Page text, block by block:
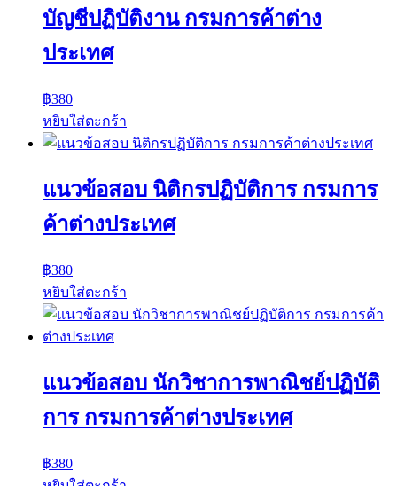
บัญชีปฏิบัติงาน กรมการค้าต่าง
ประเทศ
฿380
หยิบใส่ตะกร้า
แนวข้อสอบ นิติกรปฏิบัติการ กรมการ
ค้าต่างประเทศ
฿380
หยิบใส่ตะกร้า
แนวข้อสอบ นักวิชาการพาณิชย์ปฏิบัติ
การ กรมการค้าต่างประเทศ
฿380